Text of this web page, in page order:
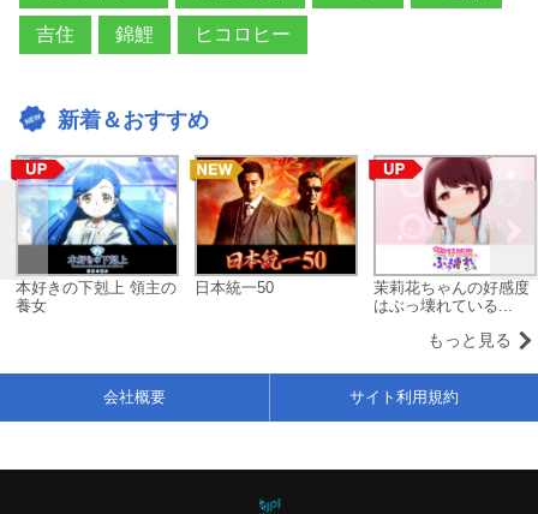
吉住 錦鯉 ヒコロヒー
新着＆おすすめ
本好きの下剋上 領主の
養女
日本統一50
茉莉花ちゃんの好感度
はぶっ壊れている...
もっと見る
会社概要 サイト利用規約